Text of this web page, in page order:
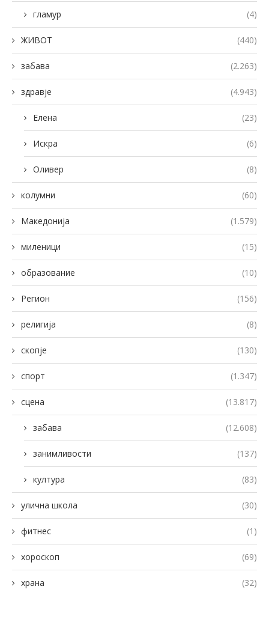
гламур (4)
ЖИВОТ (440)
забава (2.263)
здравје (4.943)
Елена (23)
Искра (6)
Оливер (8)
колумни (60)
Македонија (1.579)
миленици (15)
образование (10)
Регион (156)
религија (8)
скопје (130)
спорт (1.347)
сцена (13.817)
забава (12.608)
занимливости (137)
култура (83)
улична школа (30)
фитнес (1)
хороскоп (69)
храна (32)